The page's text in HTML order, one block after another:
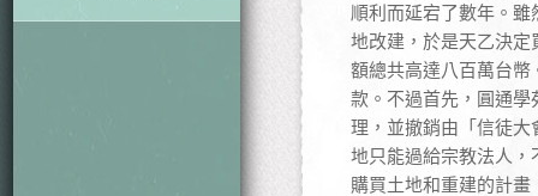
順利而延宕了數年。
地改建，於是天乙決定
額總共高達八百萬台
款。不過首先，圓通學
理，並撤銷由「信徒
地只能過給宗教法人
購買土地和重建的計